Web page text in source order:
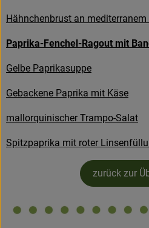
Vom Acker
Kühltheke
Backstube
Küchenzauber
Über den Tag
TrinkBar
NonFood & Saaten
Großgebinde
Hähnchenbrust an mediterranem
Paprika-Fenchel-Ragout mit
Gelbe Paprikasuppe
Gebackene Paprika mit Käse
mallorquinischer Trampo-Salat
Spitzpaprika mit roter
zurück zur